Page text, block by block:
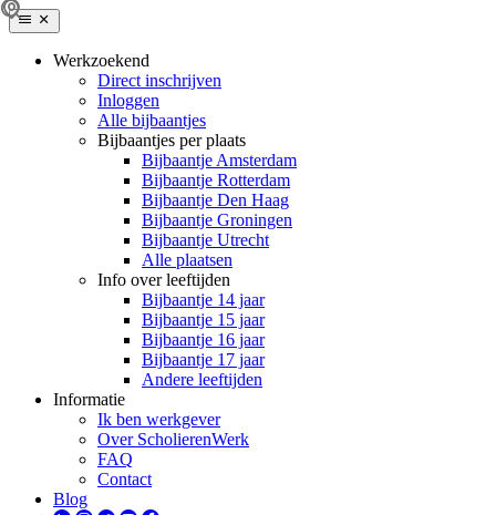
Werkzoekend
Direct inschrijven
Inloggen
Alle bijbaantjes
Bijbaantjes per plaats
Bijbaantje Amsterdam
Bijbaantje Rotterdam
Bijbaantje Den Haag
Bijbaantje Groningen
Bijbaantje Utrecht
Alle plaatsen
Info over leeftijden
Bijbaantje 14 jaar
Bijbaantje 15 jaar
Bijbaantje 16 jaar
Bijbaantje 17 jaar
Andere leeftijden
Informatie
Ik ben werkgever
Over ScholierenWerk
FAQ
Contact
Blog